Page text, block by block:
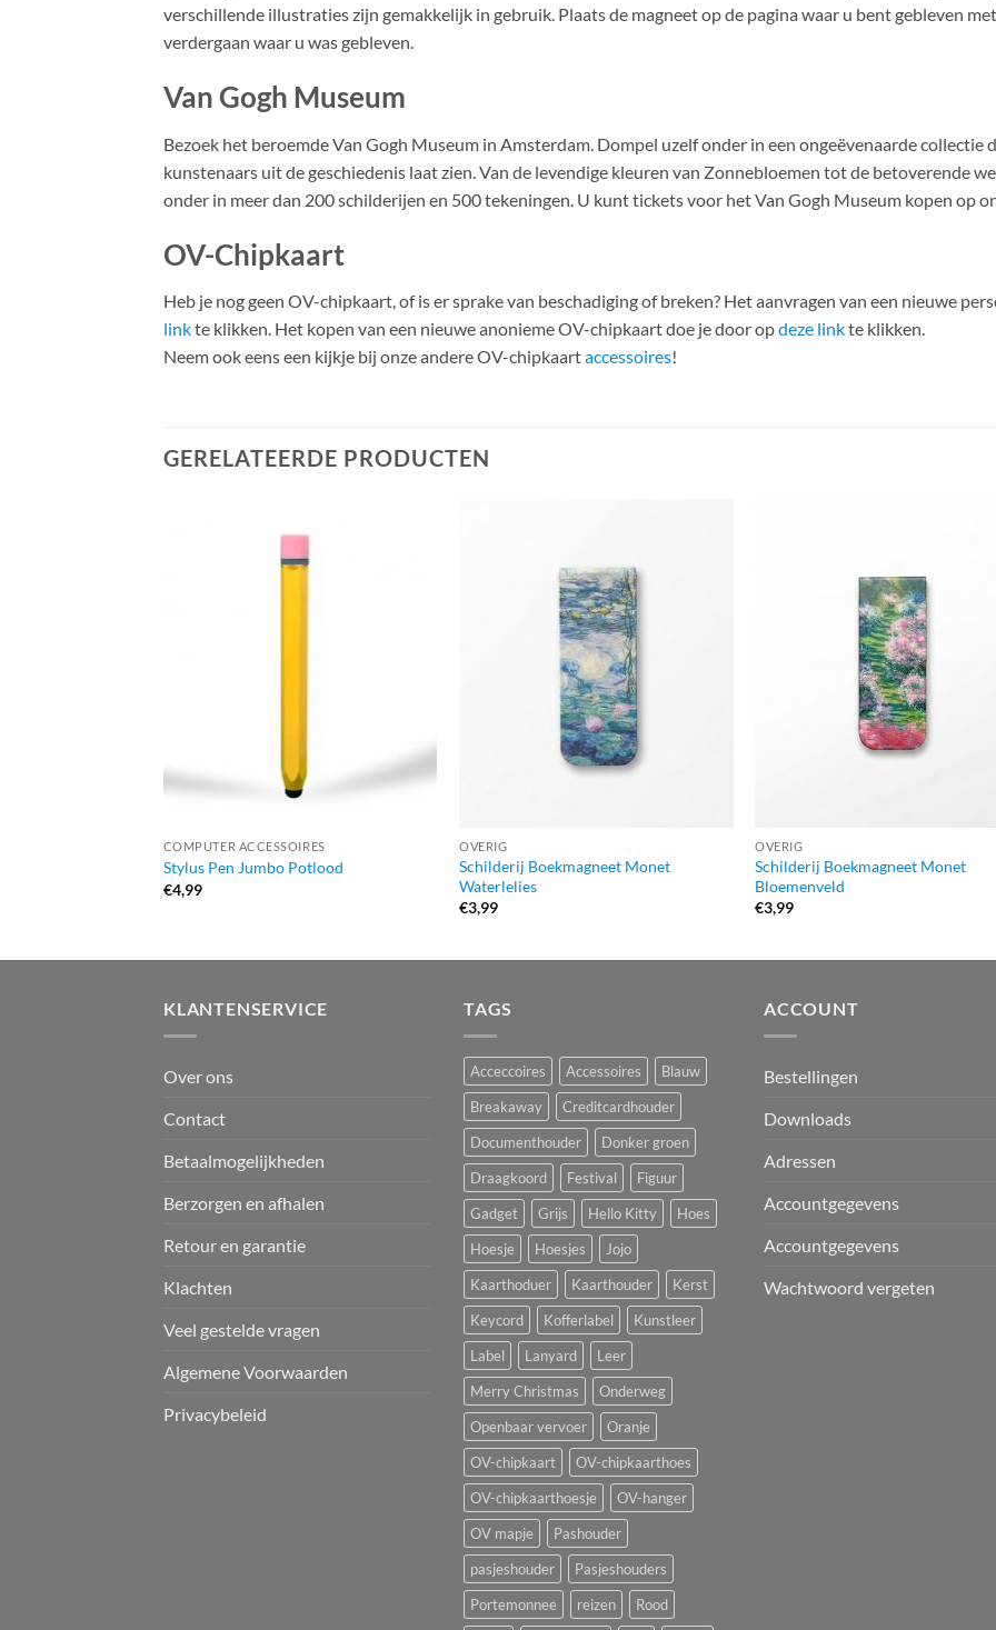
verschillende illustraties zijn gemakkelijk in gebruik. Plaats de magneet op de pagina waar u bent gebleven
verdergaan waar u was gebleven.
Van Gogh Museum
Bezoek het beroemde Van Gogh Museum in Amsterdam. Dompel uzelf onder in een ongeëvenaarde collectie
kunstenaars uit de geschiedenis laat zien. Van de levendige kleuren van Zonnebloemen tot de betoverende
onder in meer dan 200 schilderijen en 500 tekeningen. U kunt tickets voor het Van Gogh Museum kopen op
OV-Chipkaart
Heb je nog geen OV-chipkaart, of is er sprake van beschadiging of breken? Het aanvragen van een nieuwe
linkte klikken. Het kopen van een nieuwe anonieme OV-chipkaart doe je door opdeze linkte klikken.
Neem ook eens een kijkje bij onze andere OV-chipkaartaccessoires!
GERELATEERDE PRODUCTEN
COMPUTER ACCESSOIRES
Stylus Pen Jumbo Potlood
€4,99
OVERIG
Schilderij Boekmagneet Monet
Waterlelies
€3,99
OVERIG
Schilderij Boekmagneet Monet
Bloemenveld
€3,99
KLANTENSERVICE
Over ons
Contact
Betaalmogelijkheden
Berzorgen en afhalen
Retour en garantie
Klachten
Veel gestelde vragen
Algemene Voorwaarden
Privacybeleid
TAGS
Acceccoires Accessoires
Blauw
Breakaway
Creditcardhouder
Documenthouder
Donker groen
Draagkoord
Festival
Figuur
Gadget
Grijs Hello Kitty
Hoes
Hoesje
Hoesjes
Jojo
Kaarthoduer
Kaarthouder
Kerst
Keycord
Kofferlabel
Kunstleer
Label
Lanyard
Leer
Merry Christmas
Onderweg
Openbaar vervoer
Oranje
OV-chipkaart
OV-chipkaarthoes
OV-chipkaarthoesje
OV-hanger
OV mapje
Pashouder
pasjeshouder
Pasjeshouders
Portemonnee
reizen Rood
ACCOUNT
Bestellingen
Downloads
Adressen
Accountgegevens
Accountgegevens
Wachtwoord vergeten